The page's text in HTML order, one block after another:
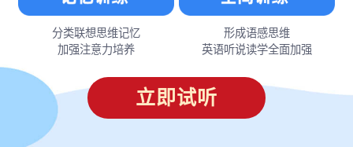
分类联想思维记忆
加强注意力培养
形成语感思维
英语听说读学全面加强
立即试听